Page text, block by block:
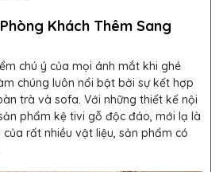
Khách Thêm Sang
chú ý của mọi ánh mắt khi ghé
chúng luôn nổi bật bởi sự kết hợp
trà và sofa. Với những thiết kế nội
phẩm kệ tivi gỗ độc đáo, mới lạ là
rất nhiều vật liệu, sản phẩm có